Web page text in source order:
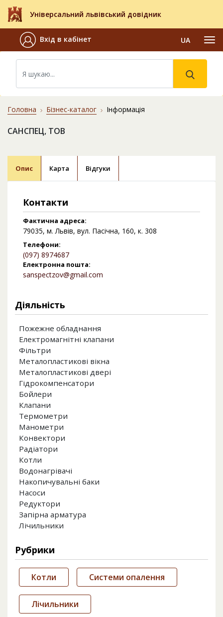
Універсальний львівський довідник
Вхід в кабінет UA
Головна Бізнес-каталог Інформація
САНСПЕЦ, ТОВ
Опис Карта Відгуки
Контакти
Фактична адреса:
79035, м. Львів, вул. Пасічна, 160, к. 308
Телефони:
(097) 8974687
Електронна пошта:
sanspectzov@gmail.com
Діяльність
Пожежне обладнання
Електромагнітні клапани
Фільтри
Металопластикові вікна
Металопластикові двері
Гідрокомпенсатори
Бойлери
Клапани
Термометри
Манометри
Конвектори
Радіатори
Котли
Водонагрівачі
Накопичувальні баки
Насоси
Редуктори
Запірна арматура
Лічильники
Рубрики
Котли Системи опалення
Лічильники